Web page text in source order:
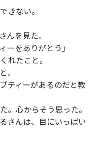
きない。
んを見た。
ーをありがとう」
れたこと。
。
ティーがあるのだと教
。心からそう思った。
さんは、目にいっぱい